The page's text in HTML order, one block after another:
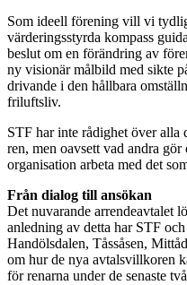
Som ideell förening vill vi
värderingsstyrda kompass
beslut om en förändring av
ny visionär målbild med sikte
drivande i den hållbara
friluftsliv.
STF har inte rådighet över
ren, men oavsett vad andra
organisation arbeta med det
Från dialog till ansökan
Det nuvarande arrendeavtalet
anledning av detta har STF
Handölsdalen, Tåssåsen,
om hur de nya avtalsvillkoren
för renarna under de senaste